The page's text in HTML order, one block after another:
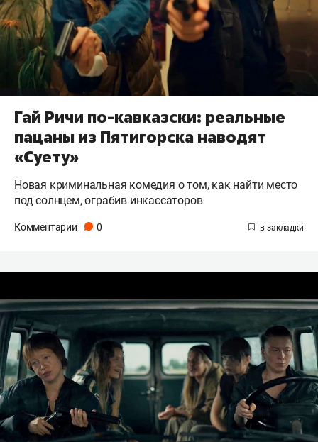
Гай Ричи по-кавказски: реальные
пацаны из Пятигорска наводят
«Суету»
Новая криминальная комедия о том, как найти место
под солнцем, ограбив инкассаторов
Комментарии 0